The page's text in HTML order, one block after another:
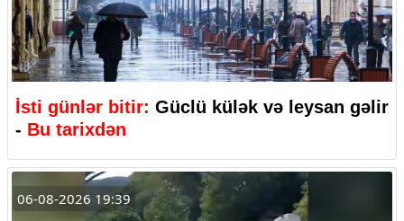
İsti günlər bitir: Güclü külək və leysan gəlir
- Bu tarixdən
06-08-2026 19:39